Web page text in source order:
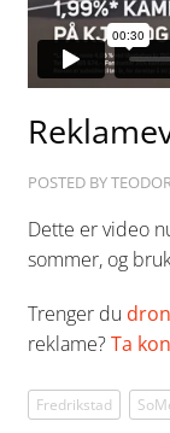
POSTED BY
Dette er video
sommer, og
Trenger du
reklame?Ta
Fredrikstad